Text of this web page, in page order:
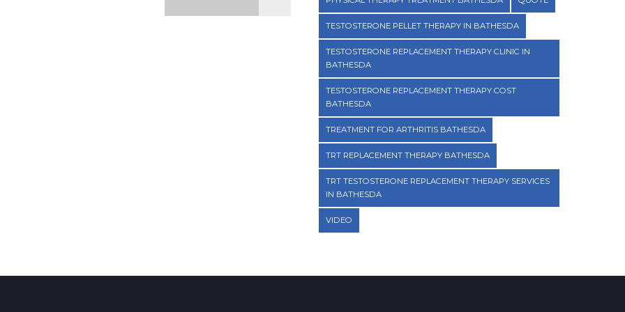
TESTOSTERONE PELLET THERAPY IN BATHESDA
TESTOSTERONE REPLACEMENT THERAPY CLINIC IN
BATHESDA
TESTOSTERONE REPLACEMENT THERAPY COST
BATHESDA
TREATMENT FOR ARTHRITIS BATHESDA
TRT REPLACEMENT THERAPY BATHESDA
TRT TESTOSTERONE REPLACEMENT THERAPY SERVICES
IN BATHESDA
VIDEO